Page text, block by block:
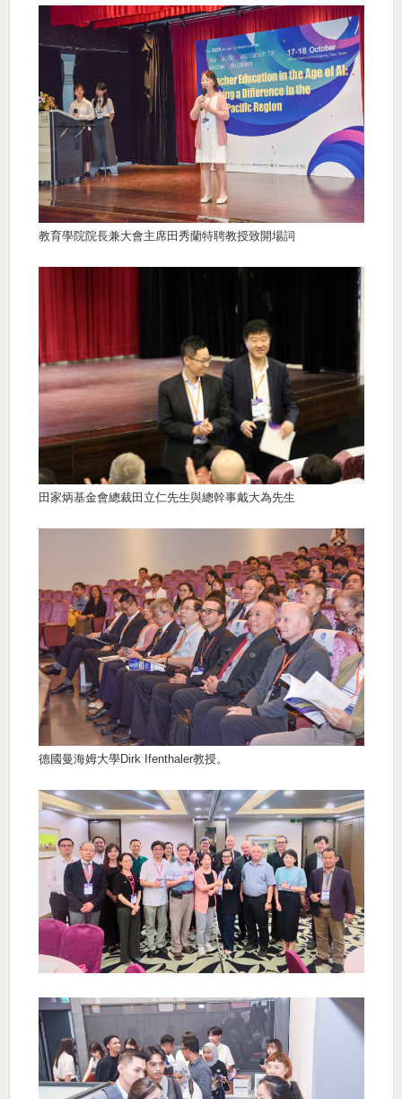
教育學院院長兼大會主席田秀蘭特聘教授致開場詞
田家炳基金會總裁田立仁先生與總幹事戴大為先生
德國曼海姆大學Dirk Ifenthaler教授。